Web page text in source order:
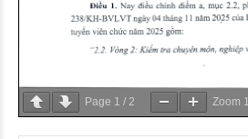
Page 1 / 2 Zoom